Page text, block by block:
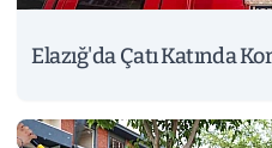
Elazığ'da Çatı Katında